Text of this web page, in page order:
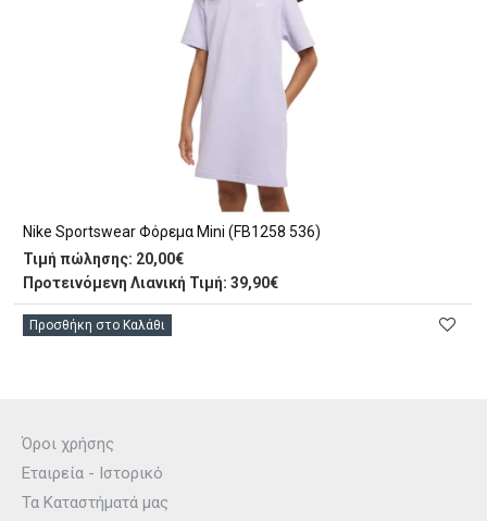
Nike Sportswear Φόρεμα Mini (FB1258 536)
Τιμή πώλησης: 20,00€
Προτεινόμενη Λιανική Τιμή: 39,90€
Προσθήκη στο Καλάθι
Όροι χρήσης
Εταιρεία - Ιστορικό
Τα Καταστήματά μας